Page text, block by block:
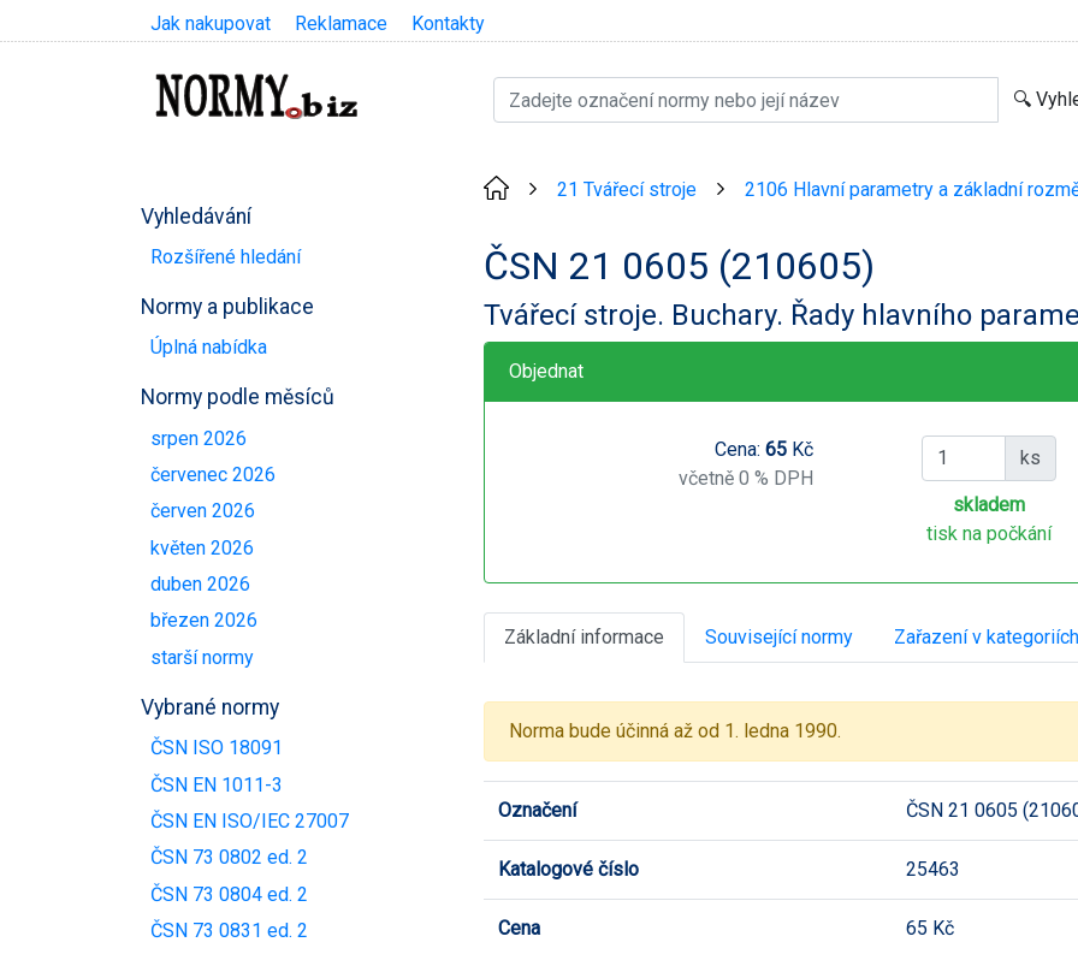
Jak nakupovat Reklamace Kontakty
Vyhledávání
Rozšířené hledání
Normy a publikace
Úplná nabídka
Normy podle měsíců
srpen 2026
červenec 2026
červen 2026
květen 2026
duben 2026
březen 2026
starší normy
Vybrané normy
ČSN ISO 18091
ČSN EN 1011-3
ČSN EN ISO/IEC 27007
ČSN 73 0802 ed. 2
ČSN 73 0804 ed. 2
ČSN 73 0831 ed. 2
21 Tvářecí stroje 2106 Hlavní parametry a základní
ČSN 21 0605 (210605)
Tvářecí stroje. Buchary. Řady hlavního
Objednat
Cena: 65Kč
včetně 0 % DPH
ks
skladem
tisk na počkání
Základní informace Související normy Zařazení v kategoriích
Norma bude účinná až od 1. ledna 1990.
Označení ČSN 21 0605
Katalogové číslo 25463
Cena 65 Kč